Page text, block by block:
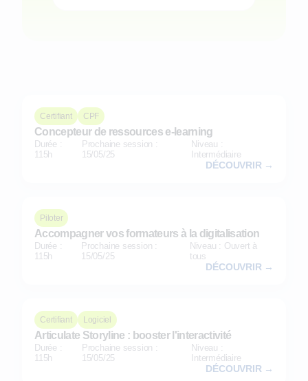
Certifiant CPF
Concepteur de ressources e-learning
Durée :
115h
Prochaine session :
15/05/25
Niveau :
Intermédiaire
DÉCOUVRIR →
Piloter
Accompagner vos formateurs à la digitalisation
Durée :
115h
Prochaine session :
15/05/25
Niveau : Ouvert à
tous
DÉCOUVRIR →
Certifiant Logiciel
Articulate Storyline : booster l'interactivité
Durée :
115h
Prochaine session :
15/05/25
Niveau :
Intermédiaire
DÉCOUVRIR →